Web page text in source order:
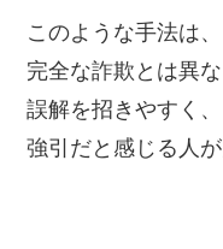
このような手法は、
完全な詐欺とは異な
誤解を招きやすく、
強引だと感じる人